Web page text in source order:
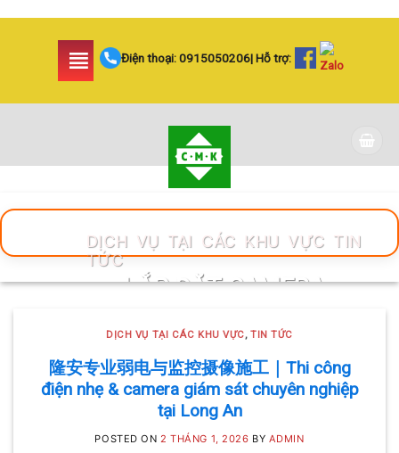
Điện thoại:0915050206| Hỗ trợ:
DỊCH VỤ TẠI CÁC KHU VỰC TIN
TỨC
LẮP ĐẶT CAMERA
SIÊU AN NINH VÀ SIÊU
TIẾT KIỆM | CAMERA
MINH KHANG
20 Tháng 5, 2025
DỊCH VỤ TẠI CÁC KHU VỰC,TIN TỨC
隆安专业弱电与监控摄像施工｜Thi công
điện nhẹ & camera giám sát chuyên nghiệp
tại Long An
POSTED ON2 THÁNG 1, 2026 BY ADMIN